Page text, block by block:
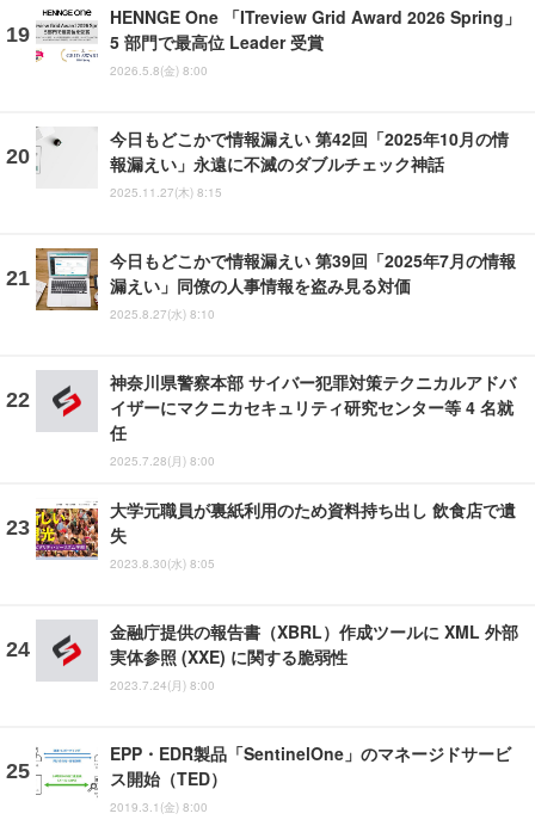
HENNGE One 「ITreview Grid Award 2026 Spring」
5 部門で最高位 Leader 受賞
2026.5.8(金) 8:00
今日もどこかで情報漏えい 第42回「2025年10月の情
報漏えい」永遠に不滅のダブルチェック神話
2025.11.27(木) 8:15
今日もどこかで情報漏えい 第39回「2025年7月の情報
漏えい」同僚の人事情報を盗み見る対価
2025.8.27(水) 8:10
神奈川県警察本部 サイバー犯罪対策テクニカルアドバ
イザーにマクニカセキュリティ研究センター等 4 名就
任
2025.7.28(月) 8:00
大学元職員が裏紙利用のため資料持ち出し 飲食店で遺
失
2023.8.30(水) 8:05
金融庁提供の報告書（XBRL）作成ツールに XML 外部
実体参照 (XXE) に関する脆弱性
2023.7.24(月) 8:00
EPP・EDR製品「SentinelOne」のマネージドサービ
ス開始（TED）
2019.3.1(金) 8:00